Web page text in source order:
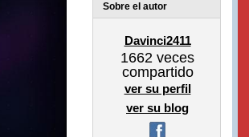
Sobre el autor
Davinci2411
1662 veces
compartido
ver su perfil
ver su blog